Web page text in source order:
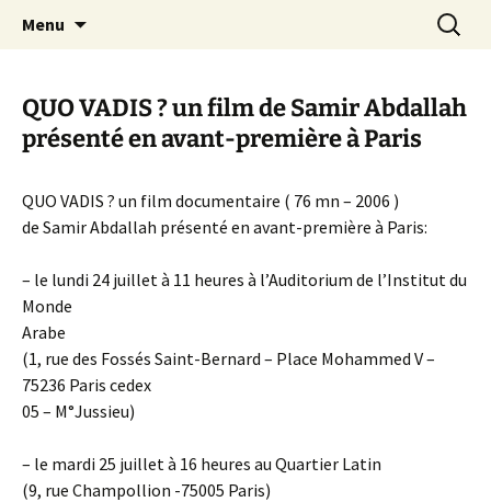
Canal Marches
Menu
QUO VADIS ? un film de Samir Abdallah
présenté en avant-première à Paris
QUO VADIS ? un film documentaire ( 76 mn – 2006 )
de Samir Abdallah présenté en avant-première à Paris:
– le lundi 24 juillet à 11 heures à l’Auditorium de l’Institut du
Monde
Arabe
(1, rue des Fossés Saint-Bernard – Place Mohammed V –
75236 Paris cedex
05 – M°Jussieu)
– le mardi 25 juillet à 16 heures au Quartier Latin
(9, rue Champollion -75005 Paris)